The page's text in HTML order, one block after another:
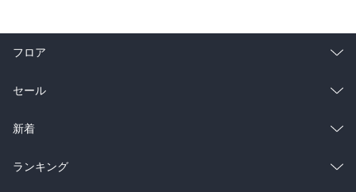
フロア
総合
ラノベ
雑誌・グラビア
セール
総合
ラノベ
新着
総合
ランキング